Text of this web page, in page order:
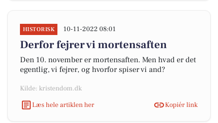
HISTORISK 10-11-2022 08:01
Derfor fejrer vi mortensaften
Den 10. november er mortensaften. Men hvad er det
egentlig, vi fejrer, og hvorfor spiser vi and?
Kilde: kristendom.dk
Læs hele artiklen her
Kopiér link